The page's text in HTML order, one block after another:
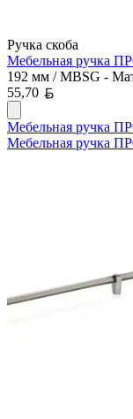
Ручка скоба
Мебельная ручка
192 мм / MBSG -
55,70
Мебельная ручка
Мебельная ручка